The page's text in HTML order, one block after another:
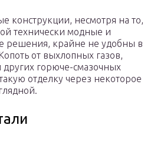
конструкции, несмотря на то,
технически модные и
решения, крайне не удобны в
от выхлопных газов,
горюче-смазочных
отделку через некоторое